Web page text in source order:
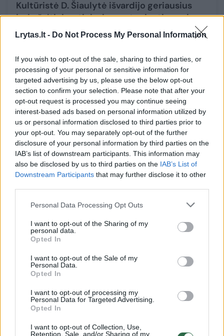
Lrytas.lt - Do Not Process My Personal Information
If you wish to opt-out of the sale, sharing to third parties, or
processing of your personal or sensitive information for
targeted advertising by us, please use the below opt-out
section to confirm your selection. Please note that after your
opt-out request is processed you may continue seeing
interest-based ads based on personal information utilized by
us or personal information disclosed to third parties prior to
your opt-out. You may separately opt-out of the further
disclosure of your personal information by third parties on the
IAB’s list of downstream participants. This information may
also be disclosed by us to third parties on the IAB’s List of
Downstream Participants that may further disclose it to other
Personal Data Processing Opt Outs
I want to opt-out of the Sharing of my
personal data.
Opted In
I want to opt-out of the Sale of my
Personal Data.
Opted In
I want to opt-out of processing my
Personal Data for Targeted Advertising.
Opted In
I want to opt-out of Collection, Use,
Retention, Sale, and/or Sharing of my
Kultūristė D. Šiaulytė išvardijo geriausius
jodo šaltinius: tinka ir sportuojantiems, ir
veganams
įsigyti maisto produktų ir tvarių dovanų
Maistas